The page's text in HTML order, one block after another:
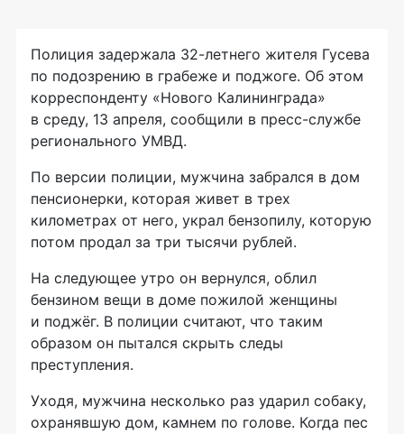
Полиция задержала 32-летнего жителя Гусева
по подозрению в грабеже и поджоге. Об этом
корреспонденту «Нового Калининграда»
в среду, 13 апреля, сообщили в пресс-службе
регионального УМВД.
По версии полиции, мужчина забрался в дом
пенсионерки, которая живет в трех
километрах от него, украл бензопилу, которую
потом продал за три тысячи рублей.
На следующее утро он вернулся, облил
бензином вещи в доме пожилой женщины
и поджёг. В полиции считают, что таким
образом он пытался скрыть следы
преступления.
Уходя, мужчина несколько раз ударил собаку,
охранявшую дом, камнем по голове. Когда пес